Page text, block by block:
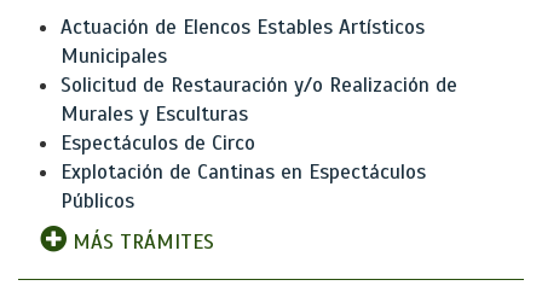
Actuación de Elencos Estables Artísticos
Municipales
Solicitud de Restauración y/o Realización de
Murales y Esculturas
Espectáculos de Circo
Explotación de Cantinas en Espectáculos
Públicos
MÁS TRÁMITES